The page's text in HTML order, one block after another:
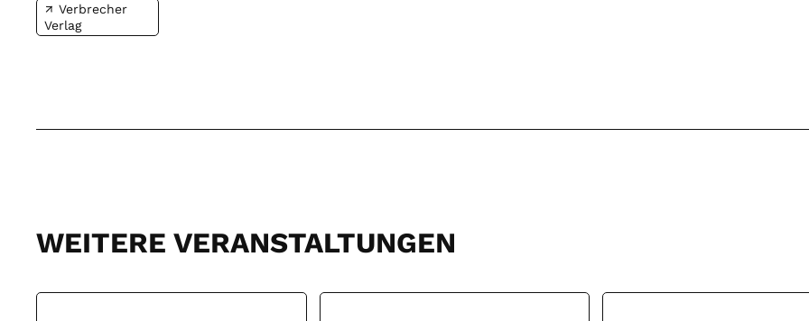
Verbrecher
Verlag
WEITERE VERANSTALTUNGEN